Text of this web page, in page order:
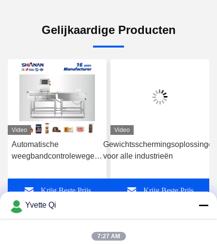
Gelijkaardige Producten
Video
Automatische
weegbandcontroleweger
voedselverpakkingen
Krijg Beste Prijs
Video
Gewichtsschermingsoplossingen
voor alle industrieën
Krijg Beste Prijs
Yvette Qi
7:27 AM